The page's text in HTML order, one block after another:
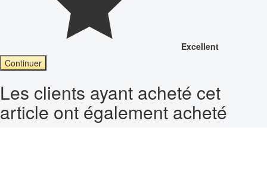
Excellent
Continuer
Les clients ayant acheté cet
article ont également acheté